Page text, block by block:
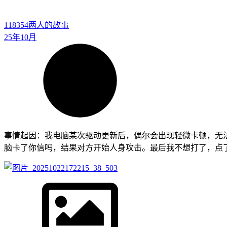
118354两人的故事
25年10月
事情起因：我电脑某次驱动更新后，偶尔会出现轻微卡顿，
脑卡了你信吗，结果对方开始人身攻击。最后我不想打了，点